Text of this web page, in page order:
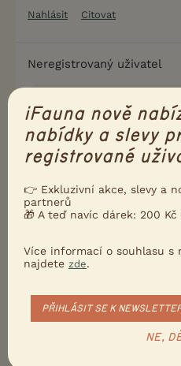
Nahlásit Citovat
Neregistrovaný uživatel
Neregistrovaný uživatel
Njn, tam nevyšetřují
Na co, vždyť lokty nesou
Pro zadavatele, zcela
Znám pár lidí, jejichž
syrovou stravu. Jen
pejska by to chtělo, aby
MVDr. Štourače.
Kvalitní příspěvek
iFauna nově
nabídky a slevy
registrované
👉 Exkluzivní akce, slevy a
partnerů
🎁 A teď navíc dárek: 200
Více informací o souhlasu
najdete zde.
PŘIHLÁSIT SE K
NE,